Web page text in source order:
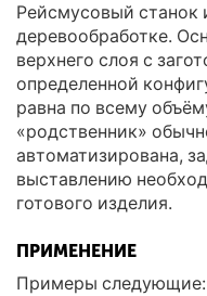
Рейсмусовый станок
деревообработке.
верхнего слоя с
определенной
равна по всему
«родственник»
автоматизирована,
выставлению
готового изделия.
ПРИМЕНЕНИЕ
Примеры следующие: